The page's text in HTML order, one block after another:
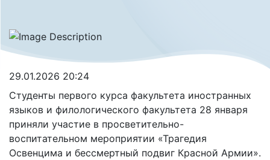
29.01.2026 20:24
Студенты первого курса факультета иностранных
языков и филологического факультета 28 января
приняли участие в просветительно-
воспитательном мероприятии «Трагедия
Освенцима и бессмертный подвиг Красной Армии».